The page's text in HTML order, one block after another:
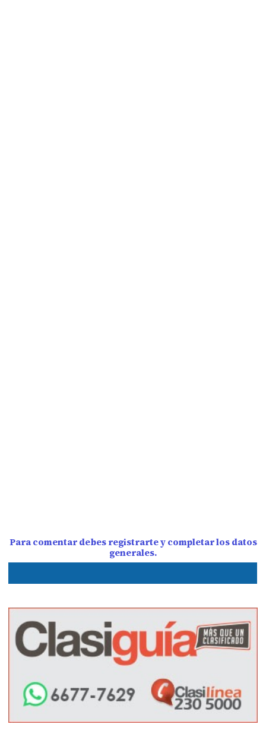
Para comentar debes registrarte y completar los datos
generales.